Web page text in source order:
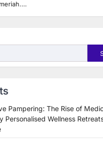
Pampering: The Rise of
Personalised Wellness